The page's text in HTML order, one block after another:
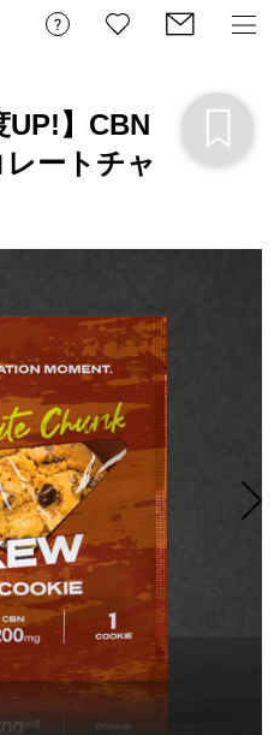
UP!】CBN
ートチャ